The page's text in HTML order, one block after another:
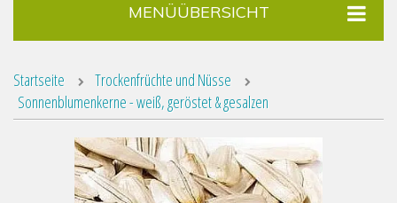
MENÜÜBERSICHT
Startseite
Trockenfrüchte und Nüsse
Sonnenblumenkerne - weiß, geröstet & gesalzen